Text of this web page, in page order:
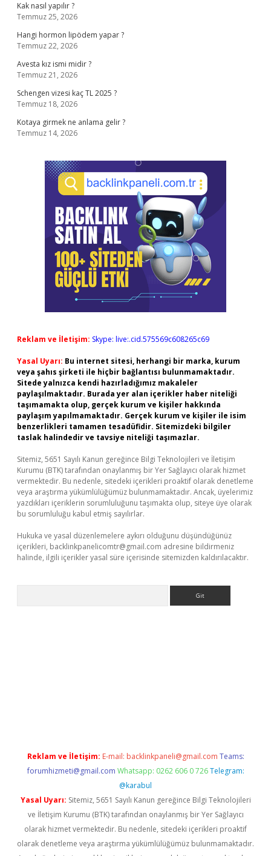
Kak nasıl yapılır ?
Temmuz 25, 2026
Hangi hormon lipödem yapar ?
Temmuz 22, 2026
Avesta kız ismi midir ?
Temmuz 21, 2026
Schengen vizesi kaç TL 2025 ?
Temmuz 18, 2026
Kotaya girmek ne anlama gelir ?
Temmuz 14, 2026
Reklam ve İletişim: Skype: live:.cid.575569c608265c69
Yasal Uyarı: Bu internet sitesi, herhangi bir marka, kurum
veya şahıs şirketi ile hiçbir bağlantısı bulunmamaktadır.
Sitede yalnızca kendi hazırladığımız makaleler
paylaşılmaktadır. Burada yer alan içerikler haber niteliği
taşımamakta olup, gerçek kurum ve kişiler hakkında
paylaşım yapılmamaktadır. Gerçek kurum ve kişiler ile isim
benzerlikleri tamamen tesadüfidir. Sitemizdeki bilgiler
taslak halindedir ve tavsiye niteliği taşımazlar.
Sitemiz, 5651 Sayılı Kanun gereğince Bilgi Teknolojileri ve İletişim
Kurumu (BTK) tarafından onaylanmış bir Yer Sağlayıcı olarak hizmet
vermektedir. Bu nedenle, sitedeki içerikleri proaktif olarak denetleme
veya araştırma yükümlülüğümüz bulunmamaktadır. Ancak, üyelerimiz
yazdıkları içeriklerin sorumluluğunu taşımakta olup, siteye üye olarak
bu sorumluluğu kabul etmiş sayılırlar.
Hukuka ve yasal düzenlemelere aykırı olduğunu düşündüğünüz
içerikleri, backlinkpanelicomtr@gmail.com adresine bildirmeniz
halinde, ilgili içerikler yasal süre içerisinde sitemizden kaldırılacaktır.
Reklam ve İletişim: E-mail: backlinkpaneli@gmail.com Teams:
forumhizmeti@gmail.com Whatsapp: 0262 606 0 726 Telegram:
@karabul
Yasal Uyarı: Sitemiz, 5651 Sayılı Kanun gereğince Bilgi Teknolojileri
ve İletişim Kurumu (BTK) tarafından onaylanmış bir Yer Sağlayıcı
olarak hizmet vermektedir. Bu nedenle, sitedeki içerikleri proaktif
olarak denetleme veya araştırma yükümlülüğümüz bulunmamaktadır.